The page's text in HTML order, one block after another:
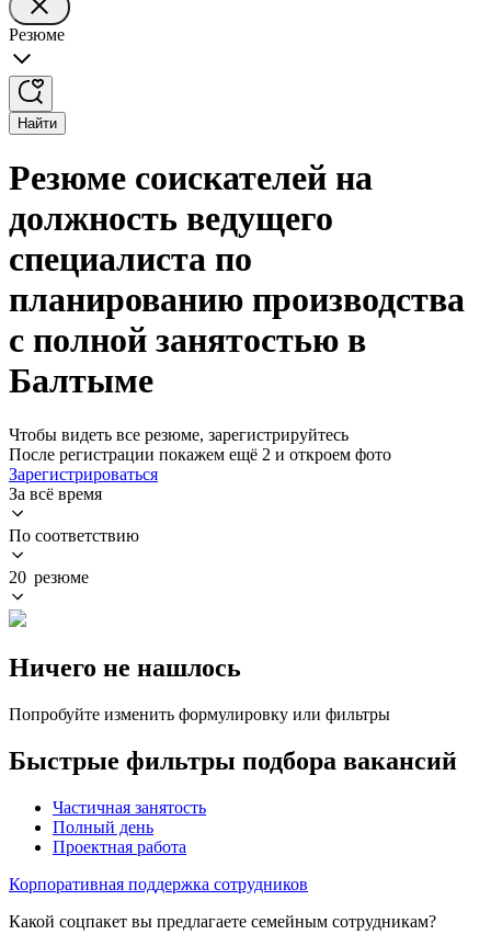
Резюме
Найти
Резюме соискателей на
должность ведущего
специалиста по
планированию производства
с полной занятостью в
Балтыме
Чтобы видеть все резюме, зарегистрируйтесь
После регистрации покажем ещё 2 и откроем фото
Зарегистрироваться
За всё время
По соответствию
20 резюме
Ничего не нашлось
Попробуйте изменить формулировку или фильтры
Быстрые фильтры подбора вакансий
Частичная занятость
Полный день
Проектная работа
Корпоративная поддержка сотрудников
Какой соцпакет вы предлагаете семейным сотрудникам?